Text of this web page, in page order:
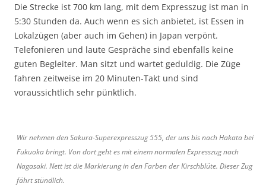
Die Strecke ist 700 km lang, mit dem Expresszug ist man in
5:30 Stunden da. Auch wenn es sich anbietet, ist Essen in
Lokalzügen (aber auch im Gehen) in Japan verpönt.
Telefonieren und laute Gespräche sind ebenfalls keine
guten Begleiter. Man sitzt und wartet geduldig. Die Züge
fahren zeitweise im 20 Minuten-Takt und sind
voraussichtlich sehr pünktlich.
Wir nehmen den Sakura-Superexpresszug 555, der uns bis nach Hakata bei
Fukuoka bringt. Von dort geht es mit einem normalen Expresszug nach
Nagasaki. Nett ist die Markierung in den Farben der Kirschblüte. Dieser Zug
fährt stündlich.